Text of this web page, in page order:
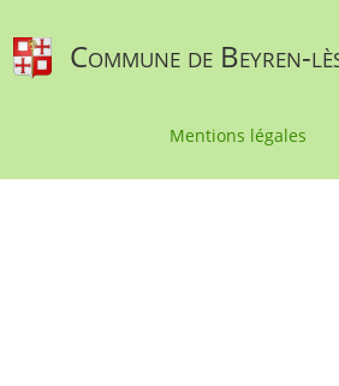
Commune de Beyren-
Mentions légales